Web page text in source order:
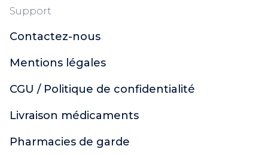
Support
Contactez-nous
Mentions légales
CGU / Politique de confidentialité
Livraison médicaments
Pharmacies de garde